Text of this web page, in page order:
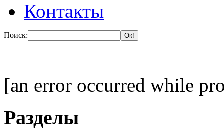
Контакты
Поиск:
[an error occurred while
Разделы